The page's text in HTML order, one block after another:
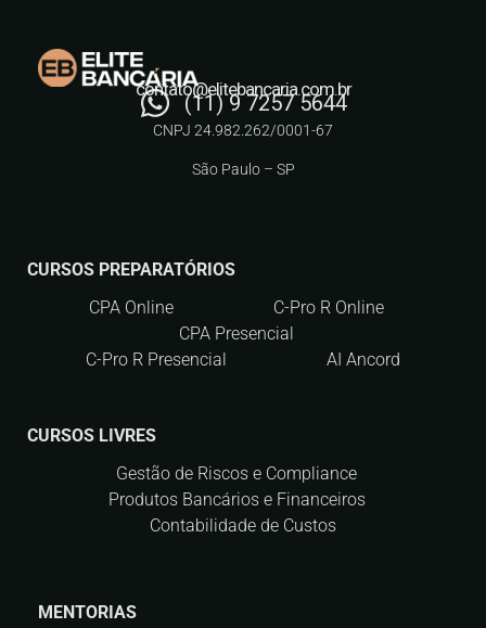
(11) 9 7257 5644
contato@elitebancaria.com.br
CNPJ 24.982.262/0001-67
São Paulo – SP
CURSOS PREPARATÓRIOS
CPA Online
C-Pro R Online
CPA Presencial
C-Pro R Presencial
AI Ancord
CURSOS LIVRES
Gestão de Riscos e Compliance
Produtos Bancários e Financeiros
Contabilidade de Custos
MENTORIAS